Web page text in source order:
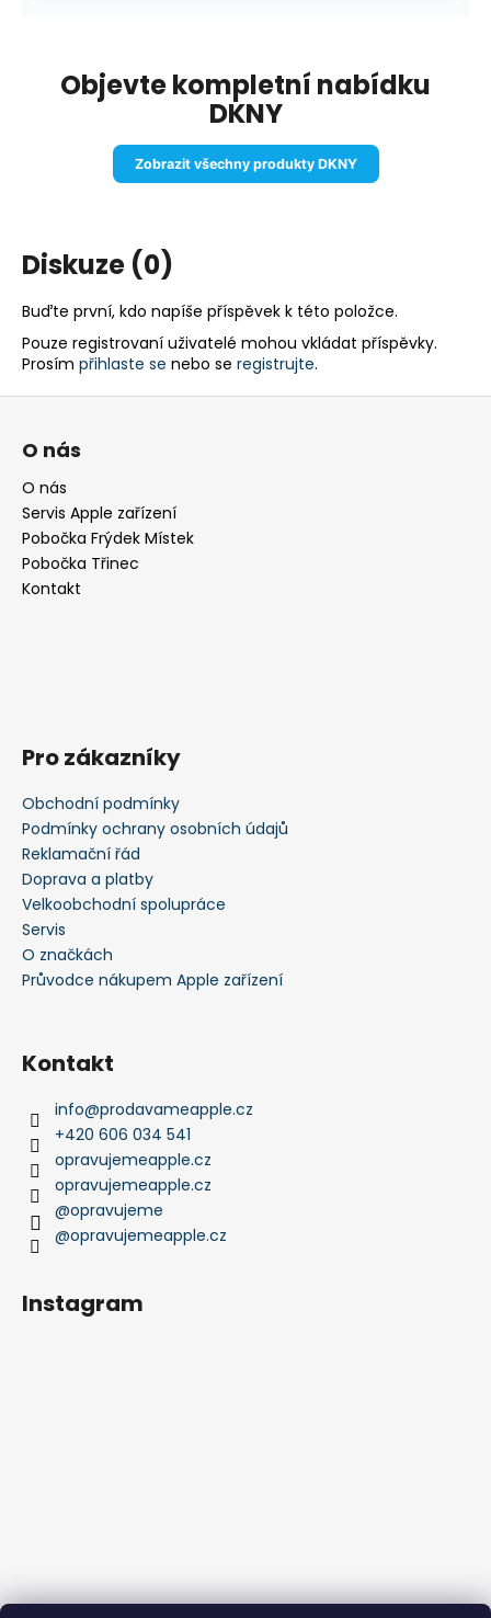
Objevte kompletní nabídku
DKNY
Zobrazit všechny produkty DKNY
Diskuze (0)
Buďte první, kdo napíše příspěvek k této položce.
Pouze registrovaní uživatelé mohou vkládat příspěvky.
Prosím přihlaste se nebo se registrujte.
Z
O nás
O nás
Servis Apple zařízení
Pobočka Frýdek Místek
Pobočka Třinec
Kontakt
Pro zákazníky
Obchodní podmínky
Podmínky ochrany osobních údajů
Reklamační řád
Doprava a platby
Velkoobchodní spolupráce
Servis
O značkách
Průvodce nákupem Apple zařízení
Kontakt
info@prodavameapple.cz
+420 606 034 541
opravujemeapple.cz
opravujemeapple.cz
@opravujeme
@opravujemeapple.cz
Instagram